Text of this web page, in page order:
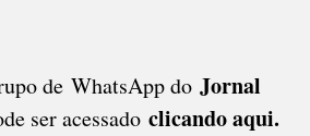
de WhatsApp do Jornal
ser acessado clicando aqui.